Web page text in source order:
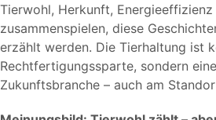
Tierwohl, Herkunft, Energieeffizienz
zusammenspielen, diese
erzählt werden. Die Tierhaltung ist
Rechtfertigungssparte, sondern eine
Zukunftsbranche – auch am